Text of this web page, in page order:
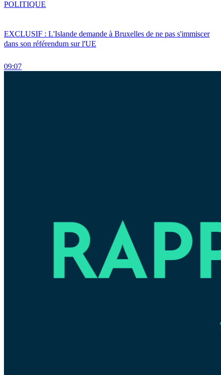
EXCLUSIF : L'Islande demande à Bruxelles de ne pas s'immiscer
dans son référendum sur l'UE
09:07
POLITIQUE